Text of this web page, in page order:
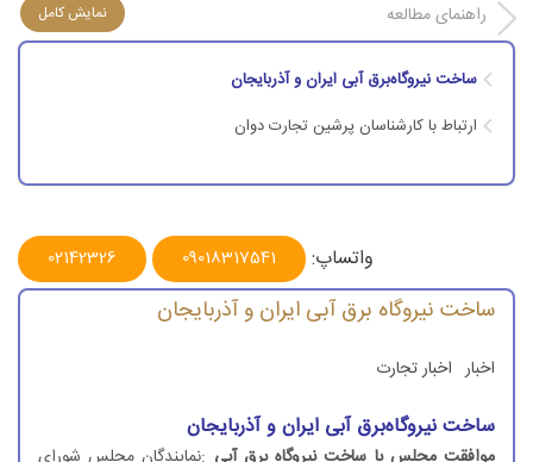
راهنمای مطالعه
ساخت نیروگاه‌برق آبی ایران و آذربایجان
ارتباط با کارشناسان پرشین تجارت دوان
واتساپ: 09018317541
02142326
ساخت نیروگاه برق آبی ایران و آذربایجان
اخبار اخبار تجارت
ساخت نیروگاه‌برق آبی ایران و آذربایجان